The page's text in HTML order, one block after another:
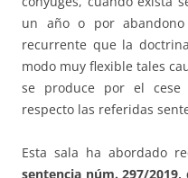
un año o por
recurrente que la
modo muy flexible tales
se produce por el cese
respecto las referidas
Esta sala ha abordado
sentencia núm. 297/2019,